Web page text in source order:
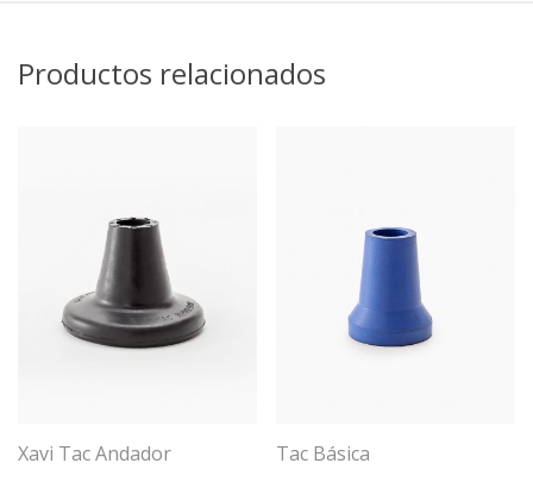
Productos relacionados
Xavi Tac Andador Tac Básica